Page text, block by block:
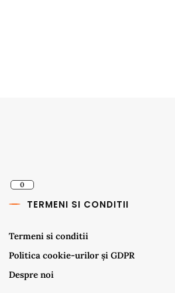
0
TERMENI SI CONDITII
Termeni si conditii
Politica cookie-urilor și GDPR
Despre noi